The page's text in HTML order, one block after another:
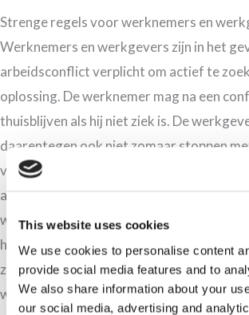
This website uses cookies
We use cookies to personalise content
provide social media features and to
We also share information about your
our social media, advertising and
Strenge regels voor werknemers en
Werknemers en werkgevers zijn in het
arbeidsconflict verplicht om actief te
oplossing. De werknemer mag na een
thuisblijven als hij niet ziek is. De
daarentegen ook niet zomaar stoppen
van het loon. Wanneer de werknemer
aan het oplossen van het probleem
wel. Maar ook wanneer de werkgever
het conflict op te lossen, dan is het niet
zomaar de arbeidsovereenkomst met de
werknemer ontbindt. Maar hoe wordt